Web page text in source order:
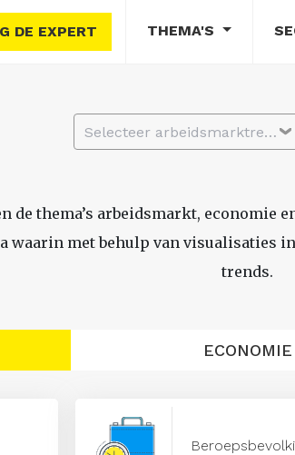
DE EXPERT THEMA'S
Selecteer arbeidsmarktregio
de thema’s arbeidsmarkt, economie
waarin met behulp van visualisaties
trends.
ECONOMIE